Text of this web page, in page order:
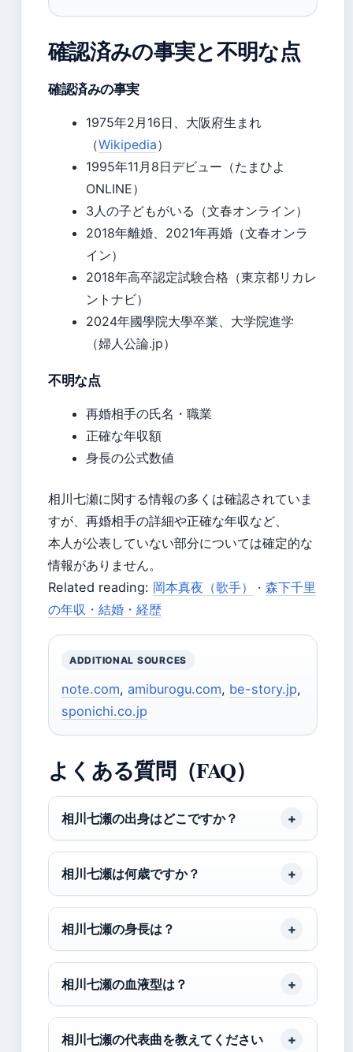
確認済みの事実と不明な点
確認済みの事実
1975年2月16日、大阪府生まれ
（Wikipedia）
1995年11月8日デビュー（たまひよ
ONLINE）
3人の子どもがいる（文春オンライン）
2018年離婚、2021年再婚（文春オンラ
イン）
2018年高卒認定試験合格（東京都リカレ
ントナビ）
2024年國學院大學卒業、大学院進学
（婦人公論.jp）
不明な点
再婚相手の氏名・職業
正確な年収額
身長の公式数値
相川七瀬に関する情報の多くは確認されていま
すが、再婚相手の詳細や正確な年収など、
本人が公表していない部分については確定的な
情報がありません。
Related reading: 岡本真夜（歌手） · 森下千里
の年収・結婚・経歴
ADDITIONAL SOURCES
note.com, amiburogu.com, be-story.jp,
sponichi.co.jp
よくある質問（FAQ）
相川七瀬の出身はどこですか？
相川七瀬は何歳ですか？
相川七瀬の身長は？
相川七瀬の血液型は？
相川七瀬の代表曲を教えてください